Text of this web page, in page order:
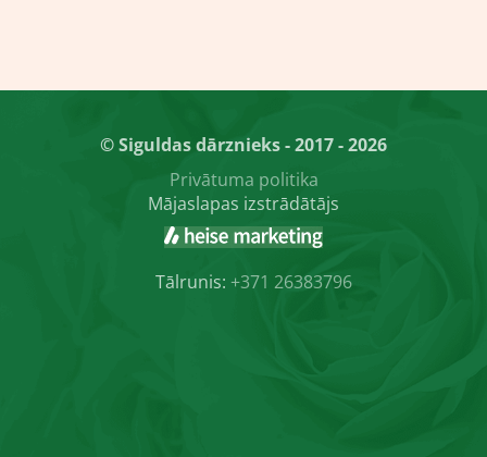
© Siguldas dārznieks - 2017 - 2026
Privātuma politika
Mājaslapas izstrādātājs
Tālrunis: +371 26383796